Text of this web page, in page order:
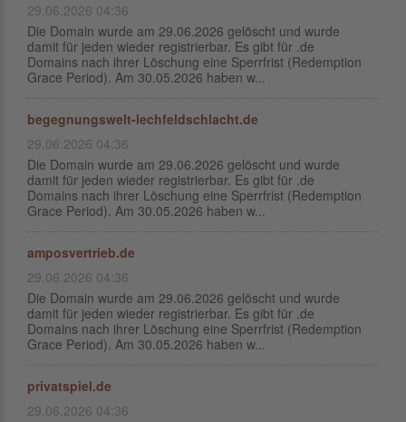
29.06.2026 04:36
Die Domain wurde am 29.06.2026 gelöscht und wurde
damit für jeden wieder registrierbar. Es gibt für .de
Domains nach ihrer Löschung eine Sperrfrist (Redemption
Grace Period). Am 30.05.2026 haben w...
begegnungswelt-lechfeldschlacht.de
29.06.2026 04:36
Die Domain wurde am 29.06.2026 gelöscht und wurde
damit für jeden wieder registrierbar. Es gibt für .de
Domains nach ihrer Löschung eine Sperrfrist (Redemption
Grace Period). Am 30.05.2026 haben w...
amposvertrieb.de
29.06.2026 04:36
Die Domain wurde am 29.06.2026 gelöscht und wurde
damit für jeden wieder registrierbar. Es gibt für .de
Domains nach ihrer Löschung eine Sperrfrist (Redemption
Grace Period). Am 30.05.2026 haben w...
privatspiel.de
29.06.2026 04:36